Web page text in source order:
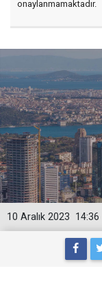
onaylanmamaktadır.
14:36
10 Aralık 2023